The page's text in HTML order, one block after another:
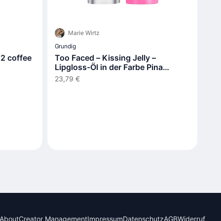
coffee
Marie Wirtz
Grundig
Too Faced – Kissing Jelly –
Lipgloss-Öl in der Farbe Pina
Colada
23,79 €
AboutCreator ManagementImpressumDatenschutzAGBWiderruf